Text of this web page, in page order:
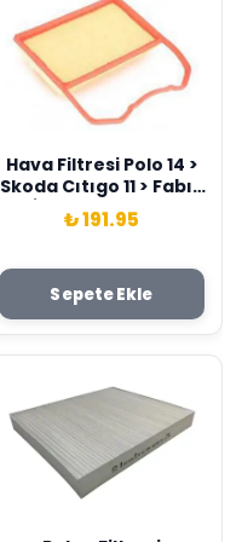
Hava Filtresi Polo 14 >
Skoda Cıtıgo 11 > Fabıa
14 > İbiza 15 > 1.0 Sardes
04C129620C
₺ 191.95
Sepete Ekle